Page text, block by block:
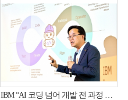
IBM “AI 코딩 넘어 개발 전 과정 맡긴다”…‘밥’ 솔루션 국내 공개